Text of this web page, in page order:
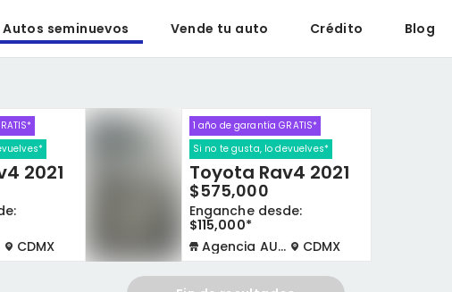
Autos seminuevos Vende tu auto Crédito Blog
2021
CDMX
1 año de garantía GRATIS*
Si no te gusta, lo devuelves*
Toyota Rav4 2021
$575,000
Enganche desde:
$115,000*
Agencia AUTOCOM
CDMX